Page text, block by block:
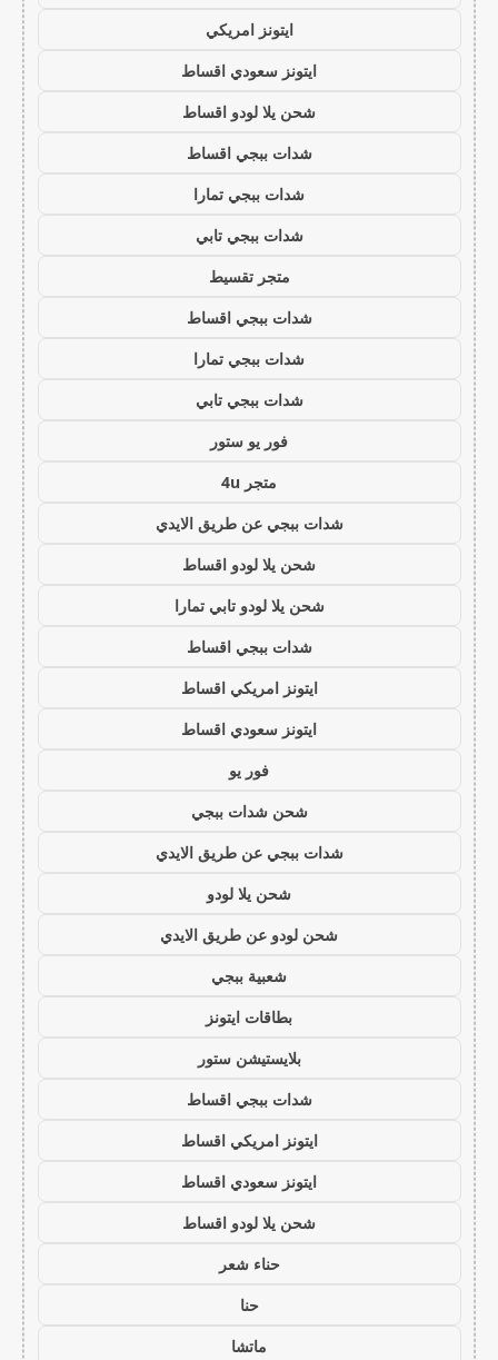
ايتونز امريكي
ايتونز سعودي اقساط
شحن يلا لودو اقساط
شدات ببجي اقساط
شدات ببجي تمارا
شدات ببجي تابي
متجر تقسيط
شدات ببجي اقساط
شدات ببجي تمارا
شدات ببجي تابي
فور يو ستور
متجر 4u
شدات ببجي عن طريق الايدي
شحن يلا لودو اقساط
شحن يلا لودو تابي تمارا
شدات ببجي اقساط
ايتونز امريكي اقساط
ايتونز سعودي اقساط
فور يو
شحن شدات ببجي
شدات ببجي عن طريق الايدي
شحن يلا لودو
شحن لودو عن طريق الايدي
شعبية ببجي
بطاقات ايتونز
بلايستيشن ستور
شدات ببجي اقساط
ايتونز امريكي اقساط
ايتونز سعودي اقساط
شحن يلا لودو اقساط
حناء شعر
حنا
ماتشا